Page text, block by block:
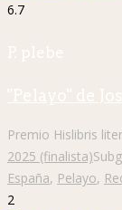
6.7
P. plebe
"Pelayo" de
Premio Hislibris
2025 (finalista)
España, Pelayo,
2